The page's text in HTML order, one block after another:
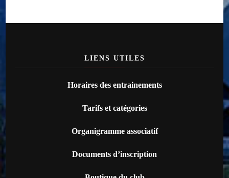
LIENS UTILES
Horaires des entrainements
Tarifs et catégories
Organigramme associatif
Documents d’inscription